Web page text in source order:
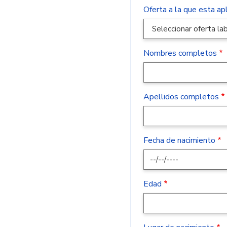
Oferta a la que esta
Nombres completos
Apellidos completos
Fecha de nacimiento
Edad